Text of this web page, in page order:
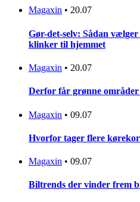
Magaxin • 20.07
Gør-det-selv: Sådan
klinker til hjemmet
Magaxin • 20.07
Derfor får grønne
Magaxin • 09.07
Hvorfor tager flere
Magaxin • 09.07
Biltrends der vinder frem